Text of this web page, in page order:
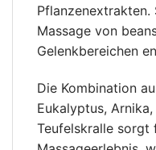
Massage von
Gelenkbereichen
Die Kombination
Eukalyptus,
Teufelskralle sorgt